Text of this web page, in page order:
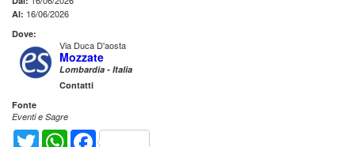
Al: 16/06/2026
Dove:
Via Duca D'aosta
Mozzate
Lombardia - Italia
Contatti
Fonte
Eventi e Sagre
Twitter WhatsAppFacebook